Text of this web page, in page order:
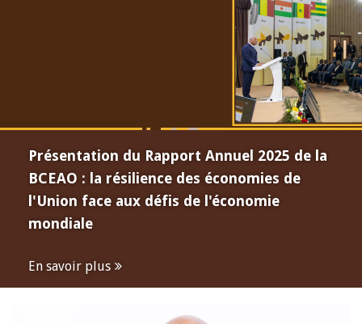
Présentation du Rapport Annuel 2025 de la
BCEAO : la résilience des économies de
l'Union face aux défis de l'économie
mondiale
En savoir plus